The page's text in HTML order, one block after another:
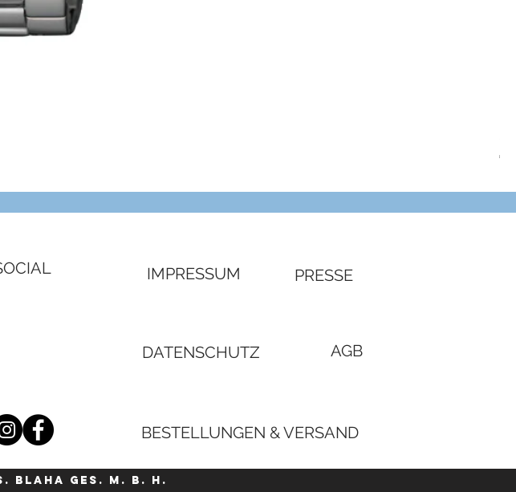
€
IMPRESSUM PRESSE
DATENSCHUTZ AGB
BESTELLUNGEN & VERSAND
Blaha Ges. m. b. H.